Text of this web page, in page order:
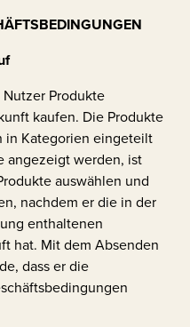
Produkte
kaufen. Die Produkte
in Kategorien eingeteilt
angezeigt werden, ist
auswählen und
nachdem er die in der
enthaltenen
hat. Mit dem Absenden
dass er die